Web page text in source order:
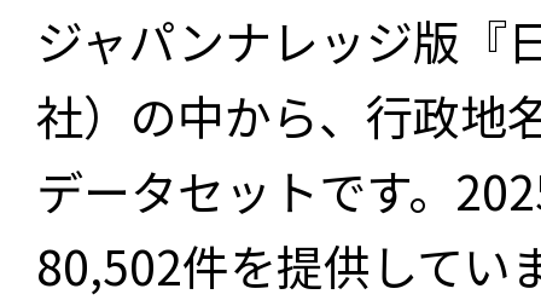
ジャパンナレッジ版『
社）の中から、行政地
データセットです。
80,502件を提供してい